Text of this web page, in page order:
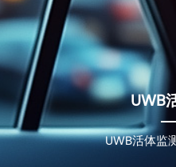
UWB
UWB活体监